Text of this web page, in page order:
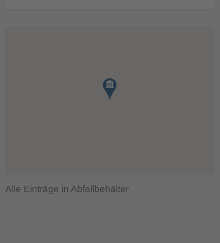
Alle Einträge in Abfallbehälter